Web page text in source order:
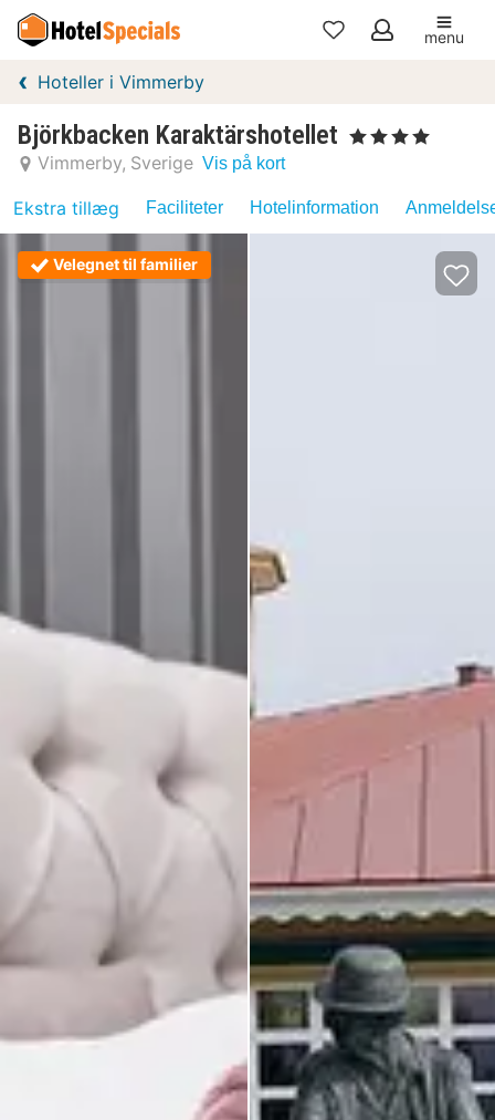
Mine
menu
Hoteller i Vimmerby
Björkbacken Karaktärshotellet , 4 Stjerner
Vimmerby Sverige Vis på kort
Ekstra tillæg Faciliteter Hotelinformation
Velegnet til familier